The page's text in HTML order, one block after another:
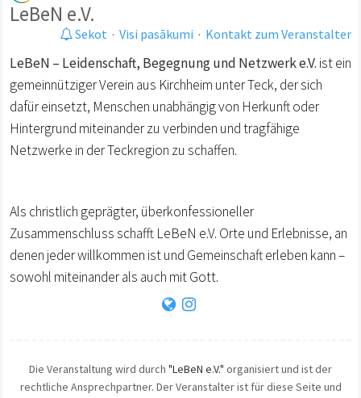
LeBeN e.V.
Sekot · Visi pasākumi · Kontakt zum Veranstalter
LeBeN – Leidenschaft, Begegnung und Netzwerk e.V. ist ein
gemeinnütziger Verein aus Kirchheim unter Teck, der sich
dafür einsetzt, Menschen unabhängig von Herkunft oder
Hintergrund miteinander zu verbinden und tragfähige
Netzwerke in der Teckregion zu schaffen.
Als christlich geprägter, überkonfessioneller
Zusammenschluss schafft LeBeN e.V. Orte und Erlebnisse, an
denen jeder willkommen ist und Gemeinschaft erleben kann –
sowohl miteinander als auch mit Gott.
Die Veranstaltung wird durch "LeBeN e.V." organisiert und ist der
rechtliche Ansprechpartner. Der Veranstalter ist für diese Seite und